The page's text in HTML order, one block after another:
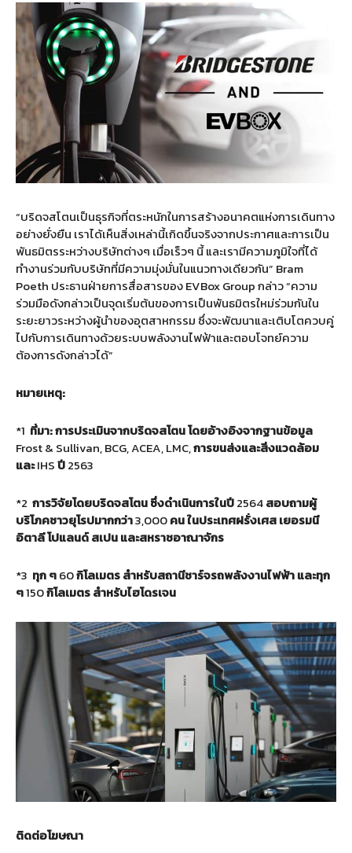
“บริดจสโตนเป็นธุรกิจที่ตระหนักในการสร้างอนาคตแห่งการเดินทาง
อย่างยั่งยืน เราได้เห็นสิ่งเหล่านี้เกิดขึ้นจริงจากประกาศและการเป็น
พันธมิตรระหว่างบริษัทต่างๆ เมื่อเร็วๆ นี้ และเรามีความภูมิใจที่ได้
ทำงานร่วมกับบริษัทที่มีความมุ่งมั่นในแนวทางเดียวกัน” Bram
Poeth ประธานฝ่ายการสื่อสารของ EVBox Group กล่าว “ความ
ร่วมมือดังกล่าวเป็นจุดเริ่มต้นของการเป็นพันธมิตรใหม่ร่วมกันใน
ระยะยาวระหว่างผู้นำของอุตสาหกรรม ซึ่งจะพัฒนาและเติบโตควบคู่
ไปกับการเดินทางด้วยระบบพลังงานไฟฟ้าและตอบโจทย์ความ
ต้องการดังกล่าวได้”
หมายเหตุ:
*1 ที่มา: การประเมินจากบริดจสโตน โดยอ้างอิงจากฐานข้อมูล
Frost & Sullivan, BCG, ACEA, LMC,การขนส่งและสิ่งแวดล้อม
และIHSปี2563
*2 การวิจัยโดยบริดจสโตน ซึ่งดำเนินการในปี2564สอบถามผู้
บริโภคชาวยุโรปมากกว่า3,000คน ในประเทศฝรั่งเศส เยอรมนี
อิตาลี โปแลนด์ สเปน และสหราชอาณาจักร
*3 ทุก ๆ60กิโลเมตร สำหรับสถานีชาร์จรถพลังงานไฟฟ้า และทุก
ๆ150กิโลเมตร สำหรับไฮโดรเจน
ติดต่อโฆษณา